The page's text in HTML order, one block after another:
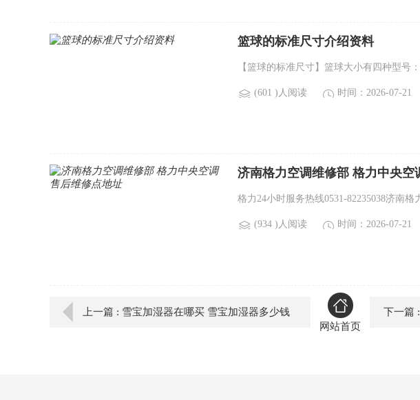
篮球的标准尺寸介绍资料
【篮球的标准尺寸】篮球大小有四种型号
(601 )人阅读 时间：2026-07-21
济南格力空调维修部 格力中央空
格力24小时服务热线0531-82235038济南格
(934 )人阅读 时间：2026-07-21
上一篇 : 雪宝加湿器在哪买 雪宝加湿器多少钱
网站首页